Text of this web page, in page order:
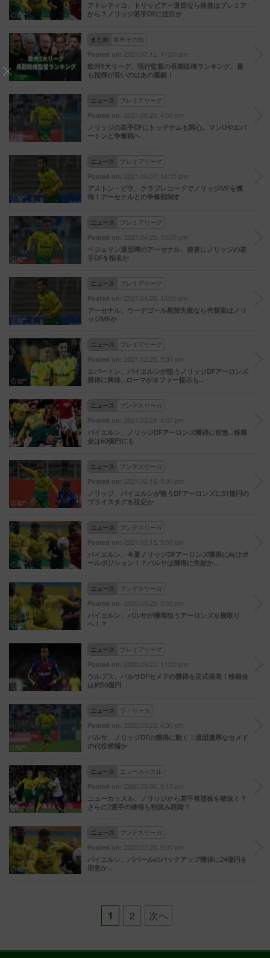
アトレティコ、トリッピアー退団なら後釜はプレミア
から？ノリッジ若手DFに注目か
まとめ 欧州その他
Posted on: 2021.07.12. 11:00 am
欧州5大リーグ、現行監督の長期政権ランキング。最
も指揮が長いのはあの重鎮！
ニュース プレミアリーグ
Posted on: 2021.06.24. 4:00 pm
ノリッジの若手DFにトッテナムも関心。マンUやエバ
ートンと争奪戦へ
ニュース プレミアリーグ
Posted on: 2021.06.07. 10:15 pm
アストン・ビラ、クラブレコードでノリッジMFを獲
得！アーセナルとの争奪戦制す
ニュース プレミアリーグ
Posted on: 2021.04.29. 10:30 pm
ベジェリン退団噂のアーセナル、後釜にノリッジの若
手DFを指名か
ニュース プレミアリーグ
Posted on: 2021.04.08. 10:00 pm
アーセナル、ウーデゴール慰留失敗なら代替案はノリ
ッジMFか
ニュース プレミアリーグ
Posted on: 2021.02.25. 5:30 pm
エバートン、バイエルンが狙うノリッジDFアーロンズ
獲得に興味…ローマがオファー提示も…
ニュース ブンデスリーガ
Posted on: 2021.02.24. 4:00 pm
バイエルン、ノリッジDFアーロンズ獲得に前進…移籍
金は60億円にも
ニュース ブンデスリーガ
Posted on: 2021.02.16. 5:30 pm
ノリッジ、バイエルンが狙うDFアーロンズに51億円の
プライスタグを設定か
ニュース ブンデスリーガ
Posted on: 2021.02.15. 5:00 pm
バイエルン、今夏ノリッジDFアーロンズ獲得に向けポ
ールポジション！？バルサは獲得に失敗か…
ニュース ブンデスリーガ
Posted on: 2020.09.29. 3:00 pm
バイエルン、バルサが獲得狙うアーロンズを横取り
へ！？
ニュース プレミアリーグ
Posted on: 2020.09.23. 11:00 pm
ウルブス、バルサDFセメドの獲得を正式発表！移籍金
は約50億円
ニュース ラ・リーガ
Posted on: 2020.09.23. 6:30 pm
バルサ、ノリッジDFの獲得に動く！退団濃厚なセメド
の代役候補か
ニュース ニューカッスル
Posted on: 2020.09.06. 9:15 pm
ニューカッスル、ノリッジから若手有望株を確保！？
さらに2選手の獲得も秒読み段階？
ニュース ブンデスリーガ
Posted on: 2020.07.28. 9:00 pm
バイエルン、パバールのバックアップ獲得に24億円を
用意か…
Posts
pagination
1 2 次へ